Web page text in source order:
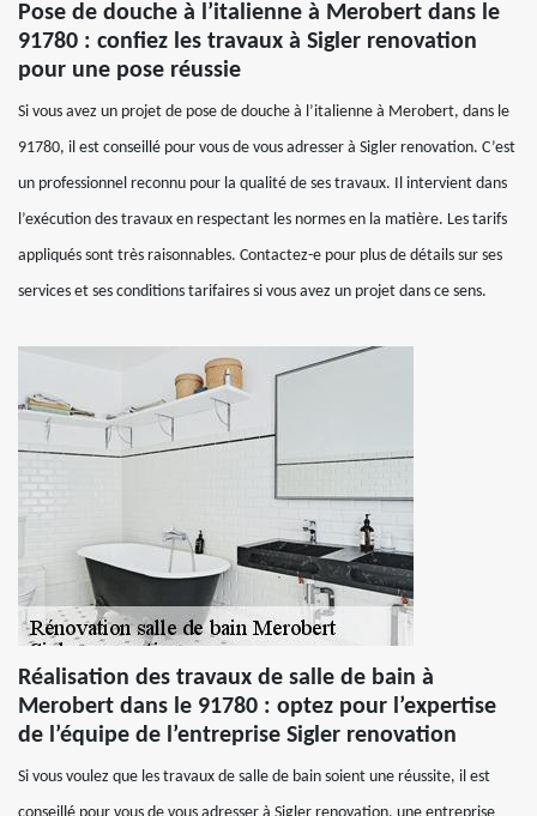
Pose de douche à l’italienne à Merobert dans le
91780 : confiez les travaux à Sigler renovation
pour une pose réussie
Si vous avez un projet de pose de douche à l’italienne à Merobert, dans le
91780, il est conseillé pour vous de vous adresser à Sigler renovation. C’est
un professionnel reconnu pour la qualité de ses travaux. Il intervient dans
l’exécution des travaux en respectant les normes en la matière. Les tarifs
appliqués sont très raisonnables. Contactez-e pour plus de détails sur ses
services et ses conditions tarifaires si vous avez un projet dans ce sens.
Réalisation des travaux de salle de bain à
Merobert dans le 91780 : optez pour l’expertise
de l’équipe de l’entreprise Sigler renovation
Si vous voulez que les travaux de salle de bain soient une réussite, il est